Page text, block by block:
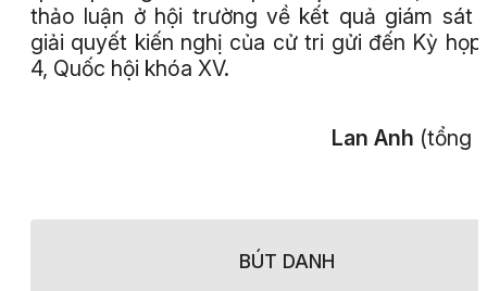
thảo luận ở hội trường về kết quả giám sát
giải quyết kiến nghị của cử tri gửi đến Kỳ
4, Quốc hội khóa XV.
Lan Anh (tổng
BÚT DANH